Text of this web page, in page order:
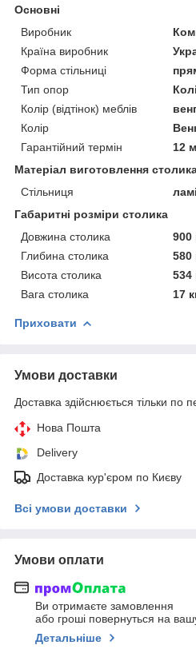
Основні
Виробник
Країна виробник
Форма стільниці
Тип опор
Колір (відтінок) меблів
Колір
Гарантійний термін
12
Матеріал виготовлення
Стільниця
Габаритні розміри столика
Довжина столика
Глибина столика
Висота столика
Вага столика
17
Приховати
Умови доставки
Доставка здійснюється тільки по
Нова Пошта
Delivery
Доставка кур'єром по Києву
Всі умови доставки
Умови оплати
Ви отримаєте замовлення
або гроші повернуться на
Детальніше